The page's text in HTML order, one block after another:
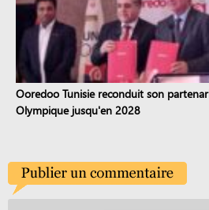
Ooredoo Tunisie reconduit son
Olympique jusqu'en 2028